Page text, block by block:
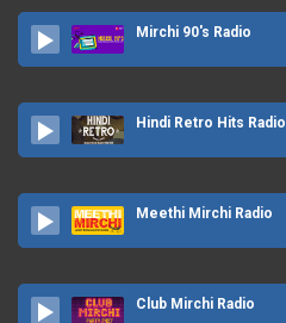
Mirchi 90's Radio
Hindi Retro Hits Radio
Meethi Mirchi Radio
Club Mirchi Radio